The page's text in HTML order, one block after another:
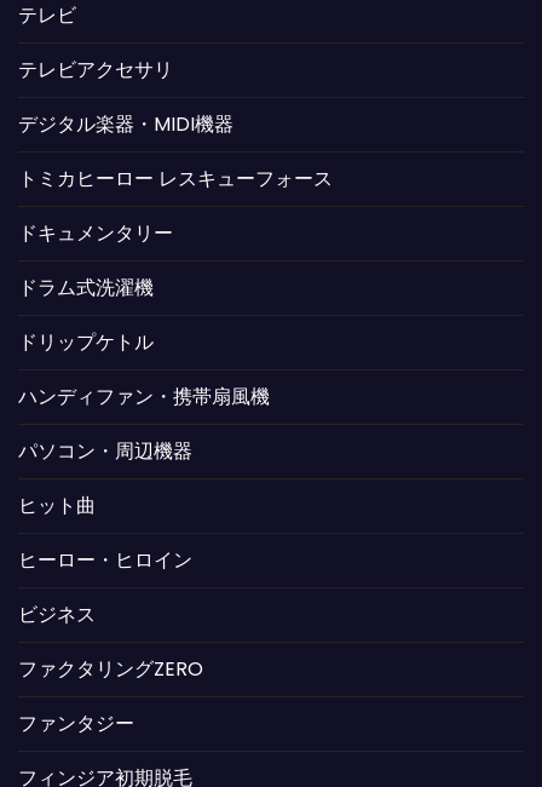
テレビ
テレビアクセサリ
デジタル楽器・MIDI機器
トミカヒーロー レスキューフォース
ドキュメンタリー
ドラム式洗濯機
ドリップケトル
ハンディファン・携帯扇風機
パソコン・周辺機器
ヒット曲
ヒーロー・ヒロイン
ビジネス
ファクタリングZERO
ファンタジー
フィンジア初期脱毛